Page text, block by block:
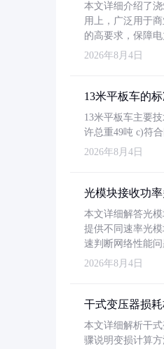
本文详细介绍了
用上，广泛用于
的高要求，保障电
2026年8月4日
13米平板车的
13米平板车主要
许总重49吨 c)符
2026年8月4日
光模块接收功
本文详细解答光
提供不同速率光
速判断网络性能问
2026年8月4日
干式变压器损
本文详细解析干
骤说明变损计算